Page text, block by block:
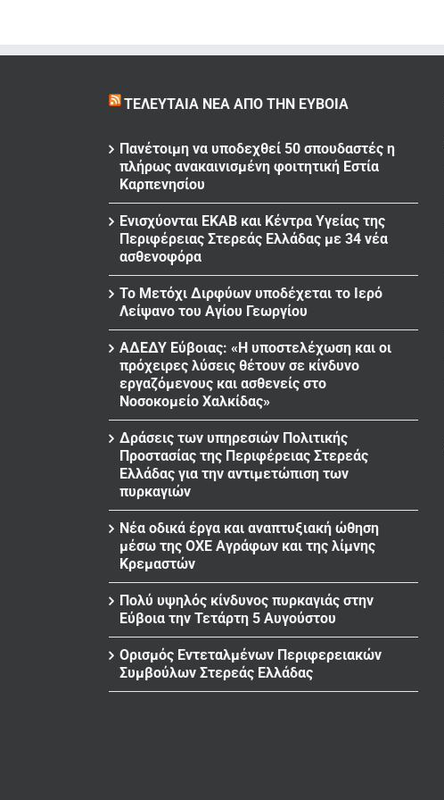
ΤΕΛΕΥΤΑΊΑ ΝΈΑ ΑΠΌ ΤΗΝ ΕΎΒΟΙΑ
Πανέτοιμη να υποδεχθεί 50 σπουδαστές η
πλήρως ανακαινισμένη φοιτητική Εστία
Καρπενησίου
Ενισχύονται ΕΚΑΒ και Κέντρα Υγείας της
Περιφέρειας Στερεάς Ελλάδας με 34 νέα
ασθενοφόρα
Το Μετόχι Διρφύων υποδέχεται το Ιερό
Λείψανο του Αγίου Γεωργίου
ΑΔΕΔΥ Εύβοιας: «Η υποστελέχωση και οι
πρόχειρες λύσεις θέτουν σε κίνδυνο
εργαζόμενους και ασθενείς στο
Νοσοκομείο Χαλκίδας»
Δράσεις των υπηρεσιών Πολιτικής
Προστασίας της Περιφέρειας Στερεάς
Ελλάδας για την αντιμετώπιση των
πυρκαγιών
Νέα οδικά έργα και αναπτυξιακή ώθηση
μέσω της ΟΧΕ Αγράφων και της λίμνης
Κρεμαστών
Πολύ υψηλός κίνδυνος πυρκαγιάς στην
Εύβοια την Τετάρτη 5 Αυγούστου
Ορισμός Εντεταλμένων Περιφερειακών
Συμβούλων Στερεάς Ελλάδας